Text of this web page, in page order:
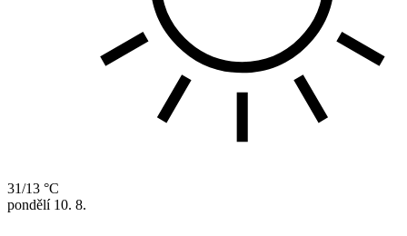
31/13 °C
pondělí 10. 8.